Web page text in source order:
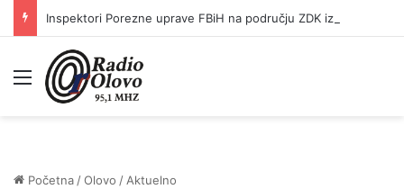
Meni
Početna /Olovo / Aktuelno